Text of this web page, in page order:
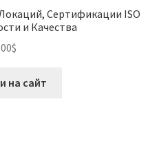
Сертификации ISO
и Качества
$
на сайт